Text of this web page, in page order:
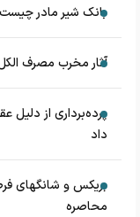
بانک شیر مادر
آثار مخرب مصرف
پرده‌برداری از دلیل
داد
بریکس و شانگهای
محاصره